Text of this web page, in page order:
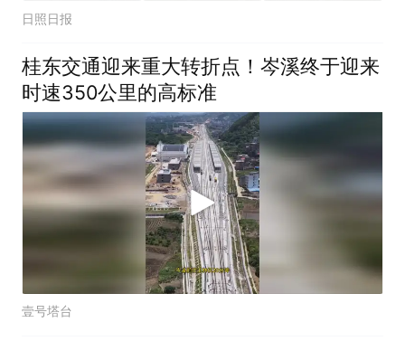
日照日报
桂东交通迎来重大转折点！岑溪终于迎来
时速350公里的高标准
壹号塔台